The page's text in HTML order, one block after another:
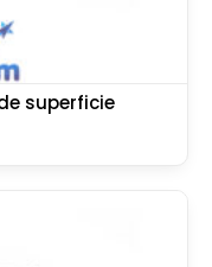
superficie